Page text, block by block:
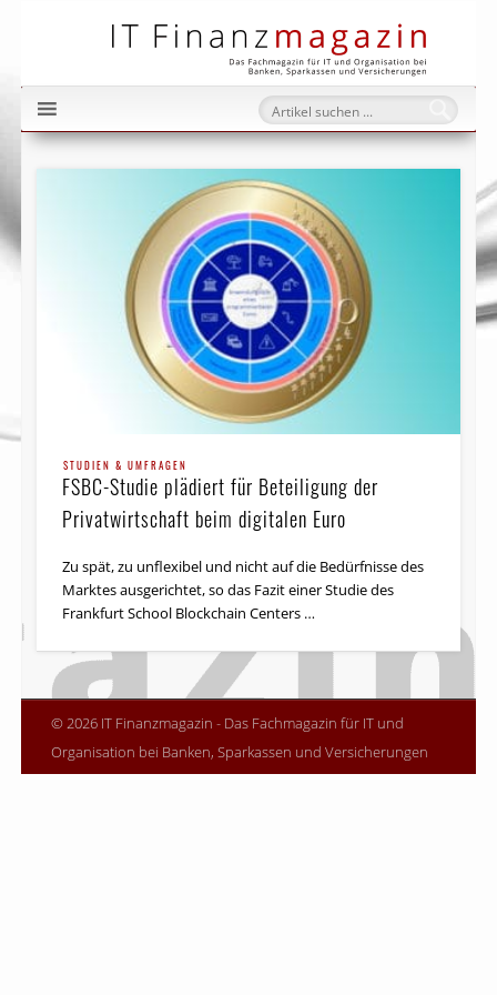
STUDIEN & UMFRAGEN
FSBC-Studie plädiert für Beteiligung der
Privatwirtschaft beim digitalen Euro
Zu spät, zu unflexibel und nicht auf die Bedürfnisse des
Marktes ausgerichtet, so das Fazit einer Studie des
Frankfurt School Blockchain Centers …
© 2026 IT Finanzmagazin - Das Fachmagazin für IT und
Organisation bei Banken, Sparkassen und Versicherungen